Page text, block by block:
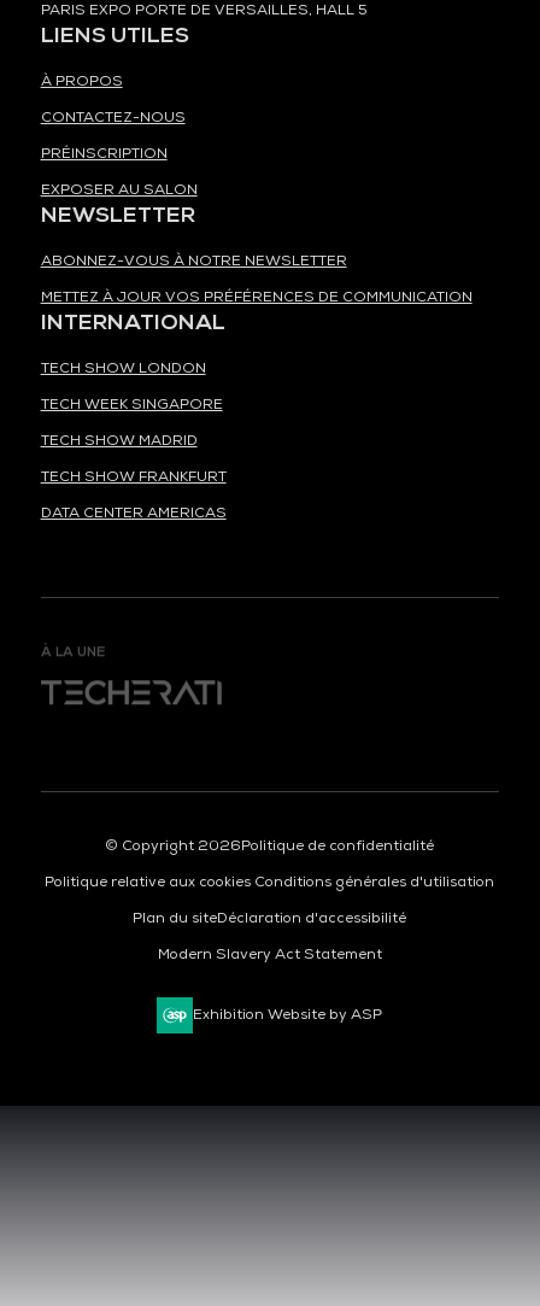
PARIS EXPO PORTE DE VERSAILLES, HALL 5
LIENS UTILES
À PROPOS
CONTACTEZ-NOUS
PRÉINSCRIPTION
EXPOSER AU SALON
NEWSLETTER
ABONNEZ-VOUS À NOTRE NEWSLETTER
METTEZ À JOUR VOS PRÉFÉRENCES DE COMMUNICATION
INTERNATIONAL
TECH SHOW LONDON
TECH WEEK SINGAPORE
TECH SHOW MADRID
TECH SHOW FRANKFURT
DATA CENTER AMERICAS
À LA UNE
© Copyright 2026Politique de confidentialité
Politique relative aux cookies Conditions générales d'utilisation
Plan du siteDéclaration d'accessibilité
Modern Slavery Act Statement
Exhibition Website by ASP